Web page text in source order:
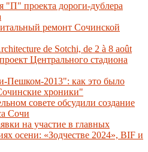
"П" проекта дороги-дублера
ремонт Сочинской
de Sotchi, de 2 à 8 août
Центрального стадиона
Пешком-2013": как это было
хроники"
совете обсудили создание
Сочи
на участие в главных
осени: «Зодчестве 2024», BIF и